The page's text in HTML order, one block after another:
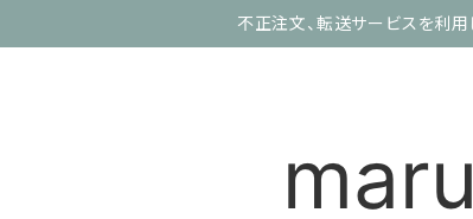
不正注文、転送サービスを利用